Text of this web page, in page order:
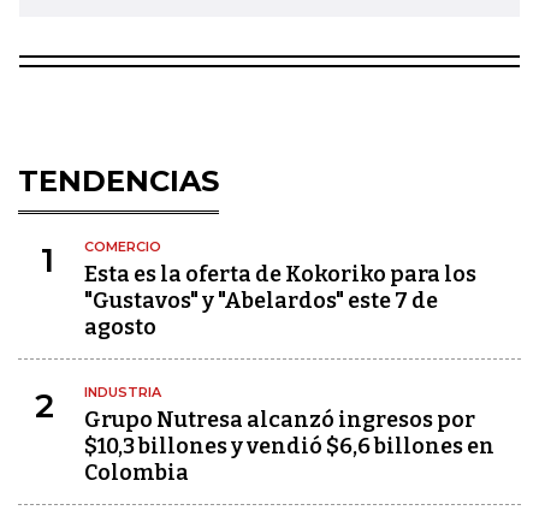
TENDENCIAS
1 COMERCIO
Esta es la oferta de Kokoriko para los
"Gustavos" y "Abelardos" este 7 de
agosto
2 INDUSTRIA
Grupo Nutresa alcanzó ingresos por
$10,3 billones y vendió $6,6 billones en
Colombia